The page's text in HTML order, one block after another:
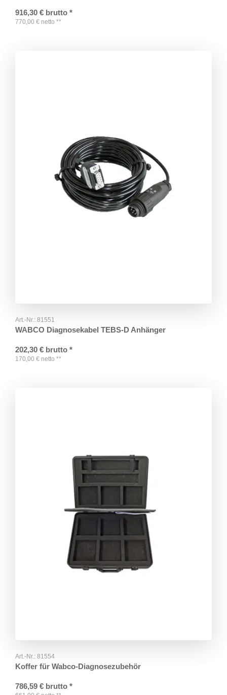
916,30 € brutto *
770,00 € netto **
Art.-Nr.: 81551
WABCO Diagnosekabel TEBS-D Anhänger
202,30 € brutto *
170,00 € netto **
Art.-Nr.: 81554
Koffer für Wabco-Diagnosezubehör
786,59 € brutto *